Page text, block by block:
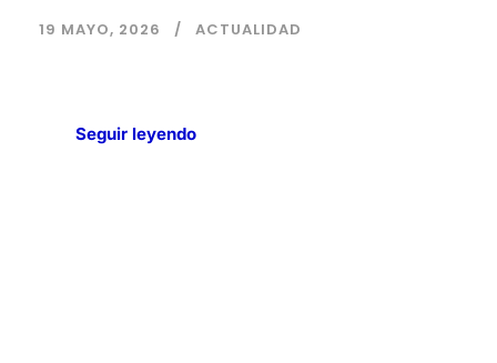
19 MAYO, 2026 ACTUALIDAD
Seguir leyendo